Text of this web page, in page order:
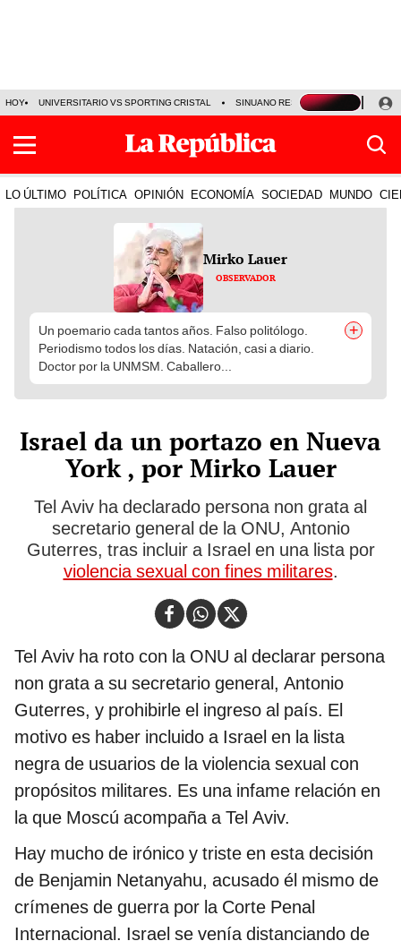
HOY UNIVERSITARIO VS SPORTING CRISTAL SINUANO RESULTADOS HOY
LO ÚLTIMO POLÍTICA OPINIÓN ECONOMÍA SOCIEDAD MUNDO
Mirko Lauer
OBSERVADOR
Un poemario cada tantos años. Falso politólogo.
Periodismo todos los días. Natación, casi a diario.
Doctor por la UNMSM. Caballero...
+
Israel da un portazo en Nueva
York , por Mirko Lauer
Tel Aviv ha declarado persona non grata al
secretario general de la ONU, Antonio
Guterres, tras incluir a Israel en una lista por
violencia sexual con fines militares.
Tel Aviv ha roto con la ONU al declarar persona
non grata a su secretario general, Antonio
Guterres, y prohibirle el ingreso al país. El
motivo es haber incluido a Israel en la lista
negra de usuarios de la violencia sexual con
propósitos militares. Es una infame relación en
la que Moscú acompaña a Tel Aviv.
Hay mucho de irónico y triste en esta decisión
de Benjamin Netanyahu, acusado él mismo de
crímenes de guerra por la Corte Penal
Internacional. Israel se venía distanciando de